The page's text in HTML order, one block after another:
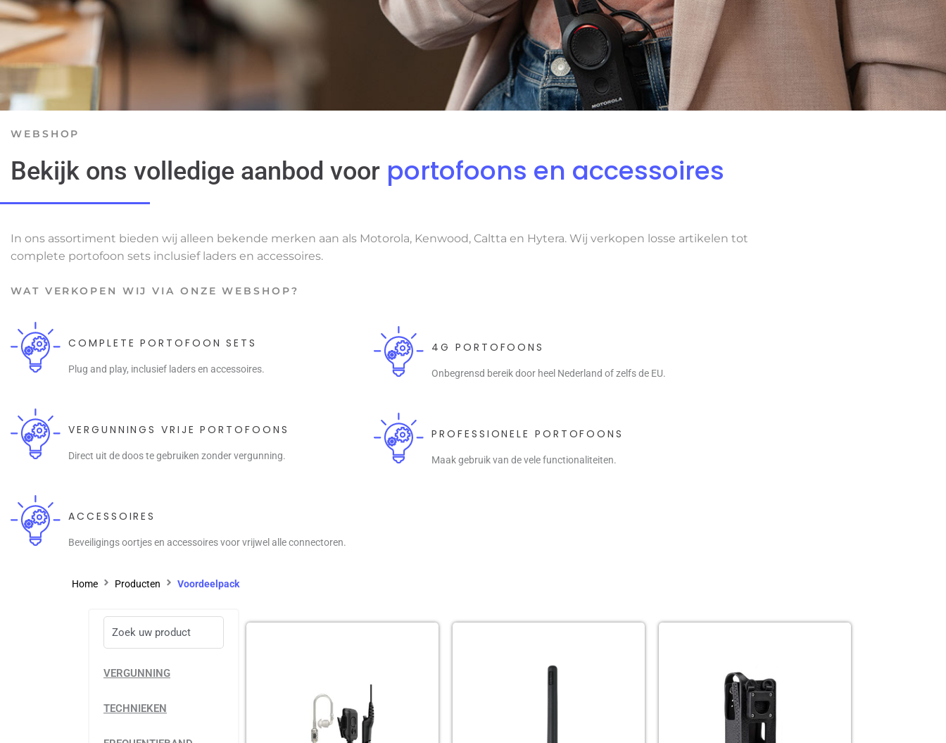
WEBSHOP
Bekijk ons volledige aanbod voor portofoons en accessoires
In ons assortiment bieden wij alleen bekende merken aan als Motorola, Kenwood, Caltta en Hytera. Wij verkopen losse artikelen tot
complete portofoon sets inclusief laders en accessoires.
WAT VERKOPEN WIJ VIA ONZE WEBSHOP?
COMPLETE PORTOFOON SETS
Plug and play, inclusief laders en accessoires.
4G PORTOFOONS
Onbegrensd bereik door heel Nederland of zelfs de EU.
VERGUNNINGS VRIJE PORTOFOONS
Direct uit de doos te gebruiken zonder vergunning.
PROFESSIONELE PORTOFOONS
Maak gebruik van de vele functionaliteiten.
ACCESSOIRES
Beveiligings oortjes en accessoires voor vrijwel alle connectoren.
Home Producten Voordeelpack
VERGUNNING
TECHNIEKEN